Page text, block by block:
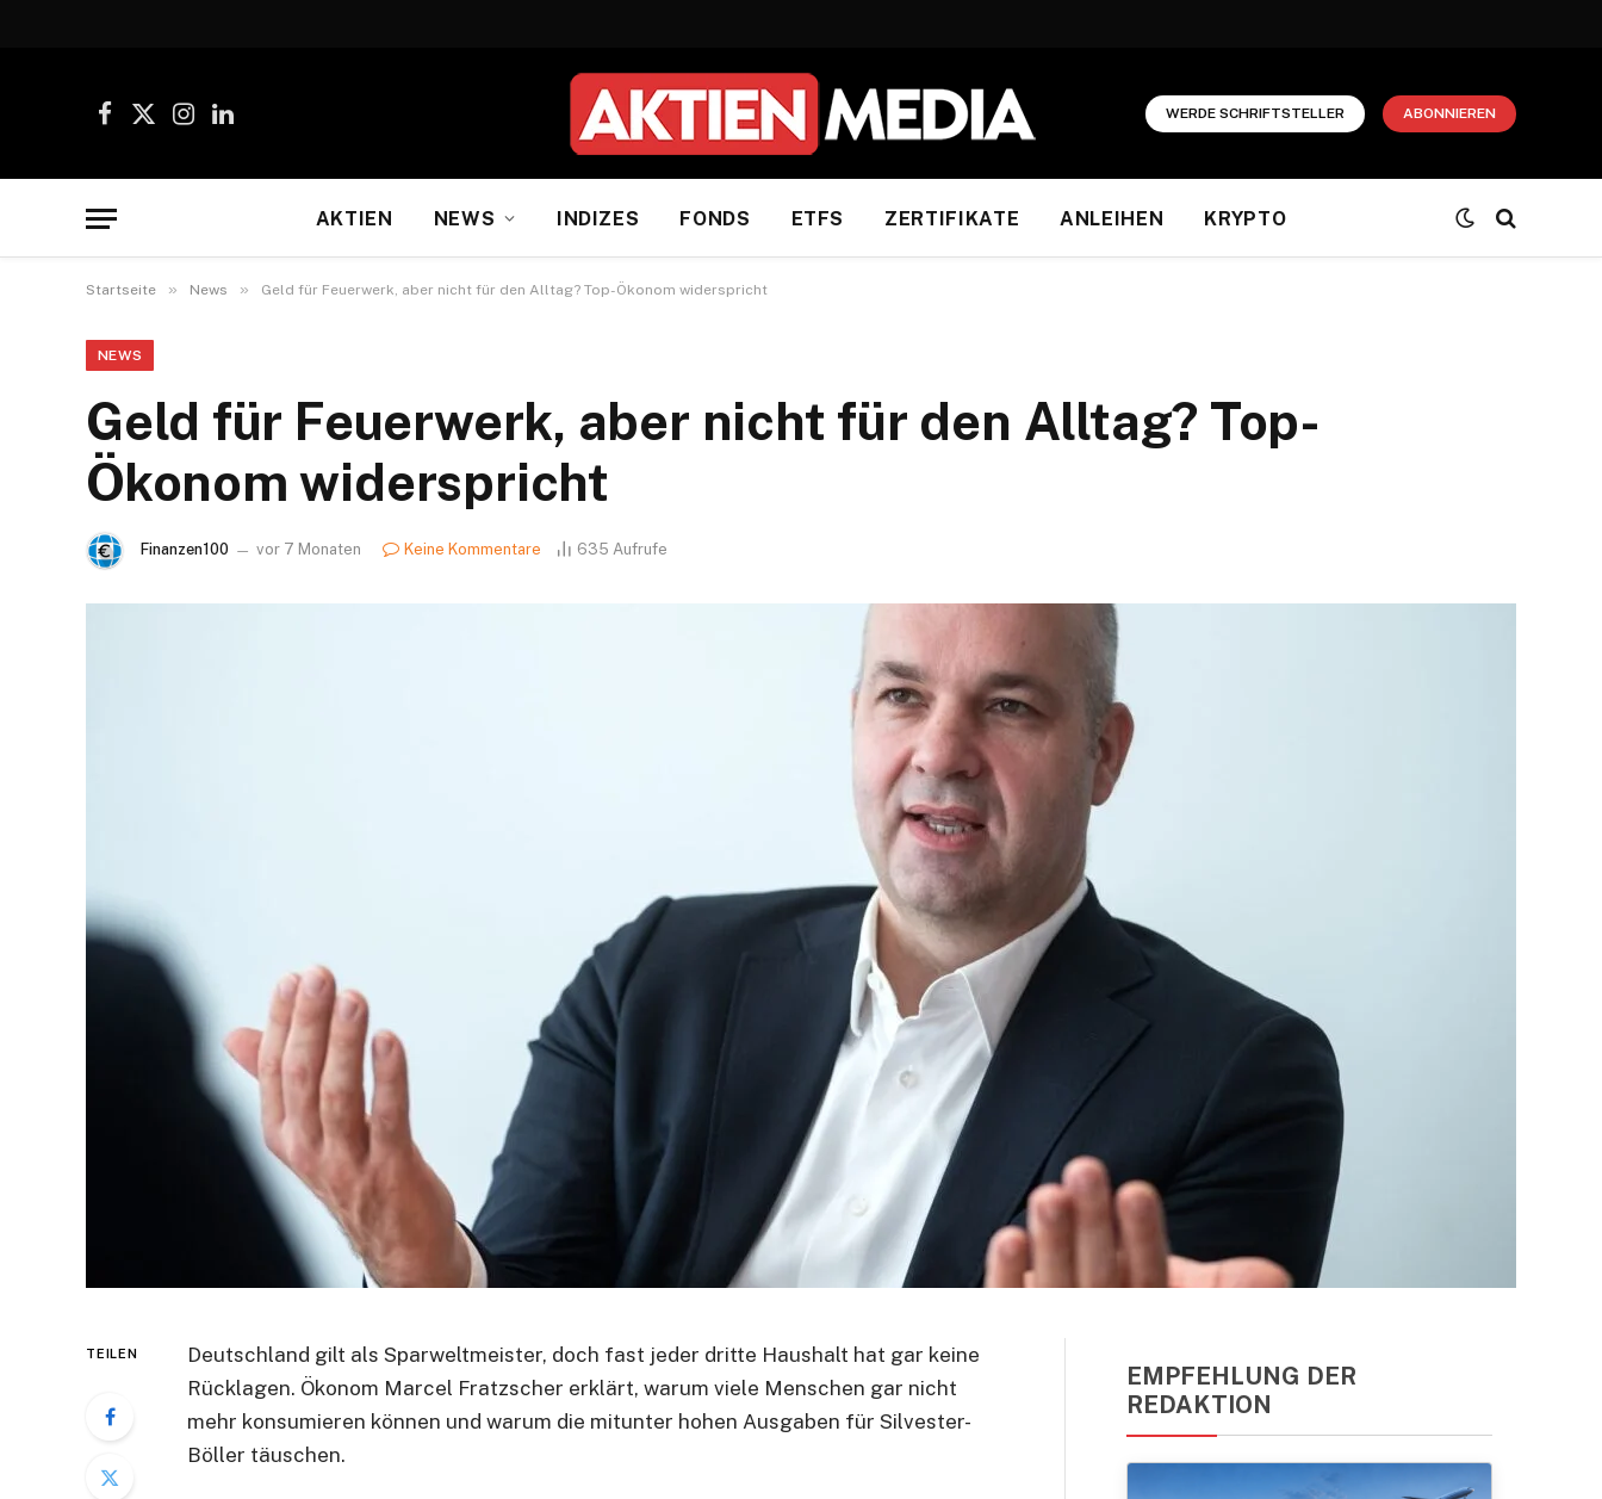
Facebook
X
InstagramLinkedIn
WERDE SCHRIFTSTELLER ABONNIEREN
AKTIEN NEWS INDIZES FONDS ETFS ZERTIFIKATE ANLEIHEN KRYPTO
Startseite » News » Geld für Feuerwerk, aber nicht für den Alltag? Top-Ökonom widerspricht
NEWS
Geld für Feuerwerk, aber nicht für den Alltag? Top-
Ökonom widerspricht
Finanzen100 vor 7 Monaten Keine Kommentare 635 Aufrufe
TEILEN
Deutschland gilt als Sparweltmeister, doch fast jeder dritte Haushalt hat gar keine
Rücklagen. Ökonom Marcel Fratzscher erklärt, warum viele Menschen gar nicht
mehr konsumieren können und warum die mitunter hohen Ausgaben für Silvester-
Böller täuschen.
EMPFEHLUNG DER
REDAKTION